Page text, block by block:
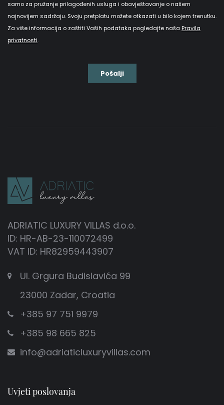
ADRIATIC LUXURY VILLAS d.o.o.
ID: HR-AB-23-110072499
VAT ID: HR82959443907
Ul. Grgura Budislavića 99
23000 Zadar, Croatia
+385 97 751 9979
+385 98 665 825
info@adriaticluxuryvillas.com
Uvjeti poslovanja